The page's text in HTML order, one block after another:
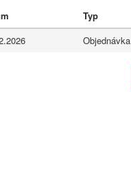
Typ
Objednávka